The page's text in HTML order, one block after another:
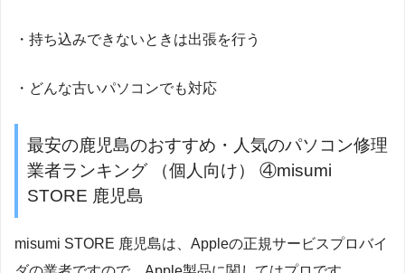
・持ち込みできないときは出張を行う
・どんな古いパソコンでも対応
最安の鹿児島のおすすめ・人気のパソコン修理
業者ランキング （個人向け） ④misumi
STORE 鹿児島
misumi STORE 鹿児島は、Appleの正規サービスプロバイ